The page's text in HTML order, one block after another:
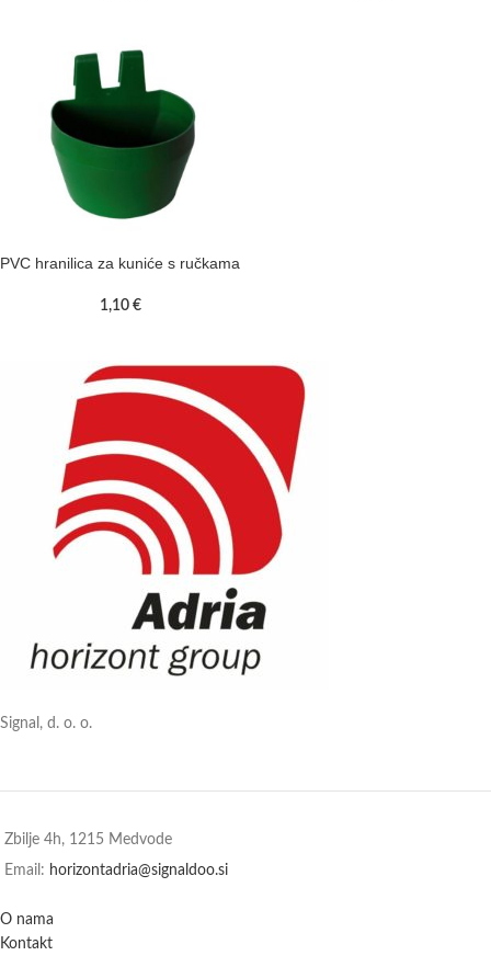
PVC hranilica za kuniće s ručkama
1,10 €
Signal, d. o. o.
Zbilje 4h, 1215 Medvode
Email: horizontadria@signaldoo.si
O nama
Kontakt